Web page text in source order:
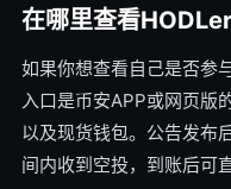
在哪里查看
如果你想查看自己是否参
入口是币安APP或网页版
以及现货钱包。公告发布
间内收到空投，到账后可